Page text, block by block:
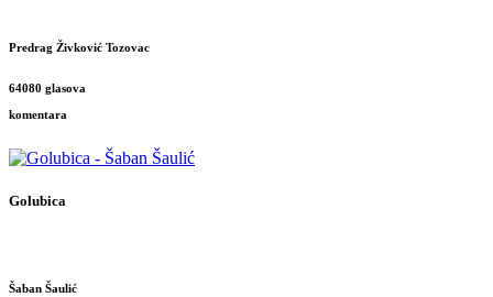
Predrag Živković Tozovac
64080 glasova
komentara
Golubica
Šaban Šaulić